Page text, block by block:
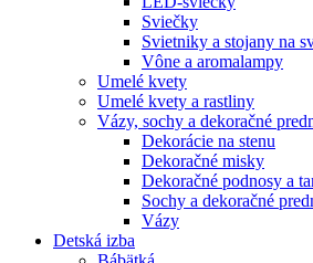
Sviečky
Svietniky a stojany na
Vône a aromalampy
Umelé kvety
Umelé kvety a rastliny
Vázy, sochy a dekoračné
Dekorácie na stenu
Dekoračné misky
Dekoračné podnosy a
Sochy a dekoračné
Vázy
Detská izba